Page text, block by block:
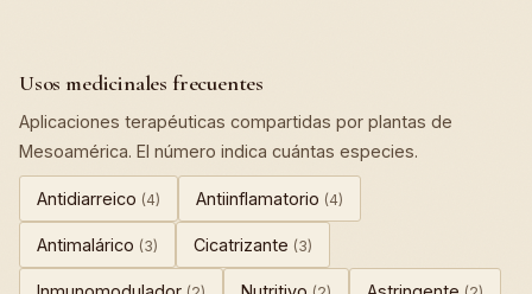
Usos medicinales frecuentes
Aplicaciones terapéuticas compartidas por plantas de
Mesoamérica. El número indica cuántas especies.
Antidiarreico (4) Antiinflamatorio (4)
Antimalárico (3) Cicatrizante (3)